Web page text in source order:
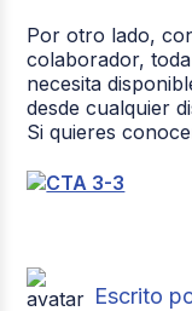
Por otro lado,
colaborador,
necesita
desde cualquier
Si quieres
Escrito